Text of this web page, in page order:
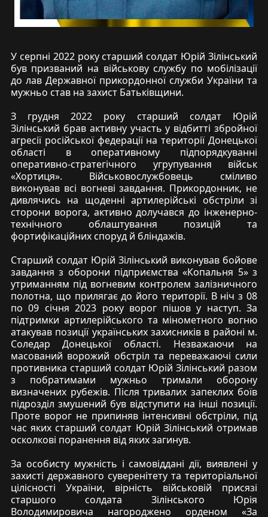
У серпні 2022 року старший солдат Юрій Зілінський
був призваний на військову службу по мобілізації
до лав Державної прикордонної служби України та
мужньо став на захист Батьківщини.
З грудня 2022 року старший солдат Юрій
Зілінський брав активну участь у відбитті збройної
агресії російської федерації на території Донецької
області в оперативному підпорядкуванні
оперативно-стратегічного угрупування військ
«Хортиця». Військовослужбовець сміливо
виконував всі вогневі завдання. Прикордонник, не
дивлячись на щоденні артилерійські обстріли зі
сторони ворога, активно долучався до інженерно-
технічного облаштування позицій та
фортифікаційних споруд й бліндажів.
Старший солдат Юрій Зілінський виконував бойове
завдання з оборони підприємства «Копальня 5» з
утриманням під вогневим контролем залізничного
полотна, що прилягає до його території. В ніч з 08
по 09 січня 2023 року ворог пішов у наступ. За
підтримки артилерійського та мінометного вогню
атакував позиції українських захисників в районі м.
Соледар Донецької області. Незважаючи на
масований ворожий обстріл та переважаючі сили
противника старший солдат Юрій Зілінський разом
з побратимами мужньо тримали оборону
визначених рубежів. Після тривалих запеклих боїв
підрозділ змушений був відступити на інші позиції.
Проте ворог не припиняв інтенсивні обстріли, під
час яких старший солдат Юрій Зілінський отримав
осколкові поранення від яких загинув.
За особисту мужність і самовіддані дії, виявлені у
захисті державного суверенітету та територіальної
цілісності України, вірність військовій присязі
старшого солдата Зілінського Юрія
Володимировича нагороджено орденом «За